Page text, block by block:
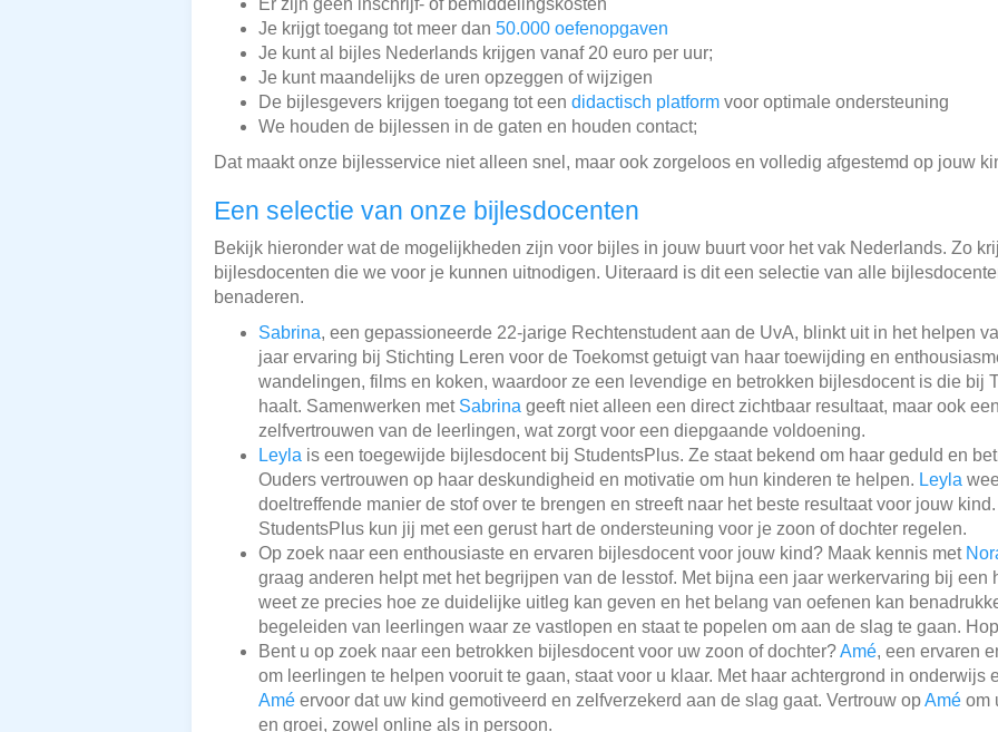
Je krijgt toegang tot meer dan 50.000 oefenopgaven
Je kunt al bijles Nederlands krijgen vanaf 20 euro per uur;
Je kunt maandelijks de uren opzeggen of wijzigen
De bijlesgevers krijgen toegang tot een didactisch platform voor optimale ondersteuning
We houden de bijlessen in de gaten en houden contact;
Dat maakt onze bijlesservice niet alleen snel, maar ook zorgeloos en volledig afgestemd op jouw
Een selectie van onze bijlesdocenten
Bekijk hieronder wat de mogelijkheden zijn voor bijles in jouw buurt voor het vak Nederlands. Zo
bijlesdocenten die we voor je kunnen uitnodigen. Uiteraard is dit een selectie van alle
benaderen.
Sabrina, een gepassioneerde 22-jarige Rechtenstudent aan de UvA, blinkt uit in het helpen
jaar ervaring bij Stichting Leren voor de Toekomst getuigt van haar toewijding en
wandelingen, films en koken, waardoor ze een levendige en betrokken bijlesdocent is die bij
haalt. Samenwerken met Sabrina geeft niet alleen een direct zichtbaar resultaat, maar ook
zelfvertrouwen van de leerlingen, wat zorgt voor een diepgaande voldoening.
Leyla is een toegewijde bijlesdocent bij StudentsPlus. Ze staat bekend om haar geduld en
Ouders vertrouwen op haar deskundigheid en motivatie om hun kinderen te helpen. Leyla
doeltreffende manier de stof over te brengen en streeft naar het beste resultaat voor jouw
StudentsPlus kun jij met een gerust hart de ondersteuning voor je zoon of dochter regelen.
Op zoek naar een enthousiaste en ervaren bijlesdocent voor jouw kind? Maak kennis met
graag anderen helpt met het begrijpen van de lesstof. Met bijna een jaar werkervaring bij een
weet ze precies hoe ze duidelijke uitleg kan geven en het belang van oefenen kan
begeleiden van leerlingen waar ze vastlopen en staat te popelen om aan de slag te gaan.
Bent u op zoek naar een betrokken bijlesdocent voor uw zoon of dochter?Amé, een ervaren
om leerlingen te helpen vooruit te gaan, staat voor u klaar. Met haar achtergrond in onderwijs
Amé ervoor dat uw kind gemotiveerd en zelfverzekerd aan de slag gaat. Vertrouw opAmé om
en groei, zowel online als in persoon.